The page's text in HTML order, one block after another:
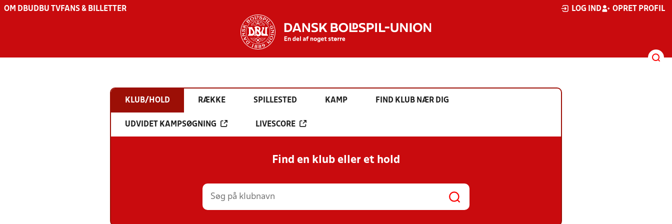
OM DBU DBU TV FANS & BILLETTER LOG IND OPRET PROFIL
KLUB/HOLD RÆKKE SPILLESTED KAMP FIND KLUB NÆR DIG
UDVIDET KAMPSØGNING LIVESCORE
Find en klub eller et hold